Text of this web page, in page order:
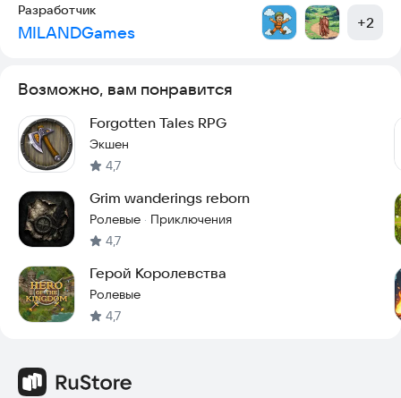
Разработчик
MILANDGames +2
Возможно, вам понравится
Forgotten Tales RPG
Экшен
4,7
Grim wanderings reborn
Ролевые · Приключения
4,7
Герой Королевства
Ролевые
4,7